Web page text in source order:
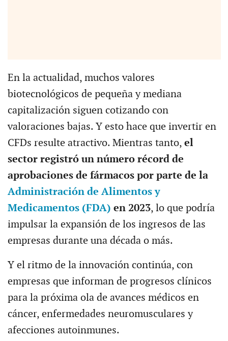
En la actualidad, muchos valores
biotecnológicos de pequeña y mediana
capitalización siguen cotizando con
valoraciones bajas. Y esto hace que invertir en
CFDs resulte atractivo. Mientras tanto, el
sector registró un número récord de
aprobaciones de fármacos por parte de la
Administración de Alimentos y
Medicamentos (FDA) en 2023, lo que podría
impulsar la expansión de los ingresos de las
empresas durante una década o más.
Y el ritmo de la innovación continúa, con
empresas que informan de progresos clínicos
para la próxima ola de avances médicos en
cáncer, enfermedades neuromusculares y
afecciones autoinmunes.